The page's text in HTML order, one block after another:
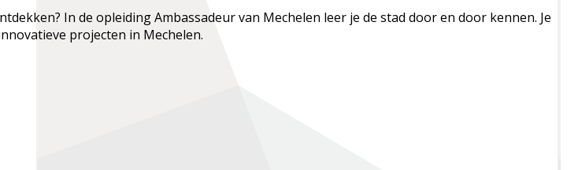
In de opleiding Ambassadeur van Mechelen leer je de stad door en door kennen. Je
projecten in Mechelen.